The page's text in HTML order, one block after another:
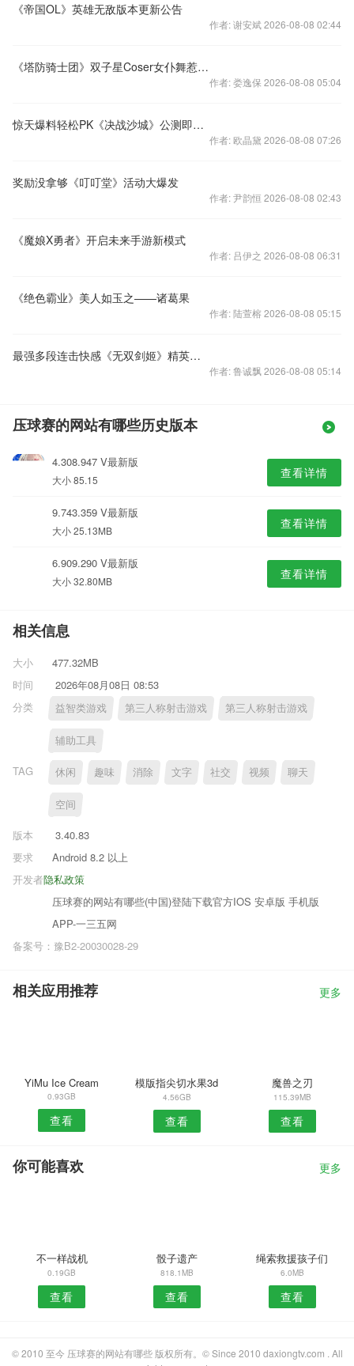
《帝国OL》英雄无敌版本更新公告
作者: 谢安斌 2026-08-08 02:44
《塔防骑士团》双子星Coser女仆舞惹火首爆
作者: 娄逸保 2026-08-08 05:04
惊天爆料轻松PK《决战沙城》公测即将来袭
作者: 欧晶黛 2026-08-08 07:26
奖励没拿够《叮叮堂》活动大爆发
作者: 尹韵恒 2026-08-08 02:43
《魔娘X勇者》开启未来手游新模式
作者: 吕伊之 2026-08-08 06:31
《绝色霸业》美人如玉之——诸葛果
作者: 陆萱榕 2026-08-08 05:15
最强多段连击快感《无双剑姬》精英测试战斗调整
作者: 鲁诚飘 2026-08-08 05:14
压球赛的网站有哪些历史版本
4.308.947 V最新版
大小 85.15 查看详情
9.743.359 V最新版
大小 25.13MB 查看详情
6.909.290 V最新版
大小 32.80MB 查看详情
相关信息
大小
477.32MB
时间
2026年08月08日 08:53
分类
益智类游戏 第三人称射击游戏 第三人称射击游戏
辅助工具
TAG 休闲 趣味 消除 文字 社交 视频 聊天
空间
版本
3.40.83
要求
Android 8.2 以上
隐私政策
开发者
压球赛的网站有哪些(中国)登陆下载官方IOS 安卓版 手机版
APP-一三五网
备案号：豫B2-20030028-29
相关应用推荐 更多
YiMu Ice Cream
0.93GB
查看
模版指尖切水果3d
4.56GB
查看
魔兽之刃
115.39MB
查看
你可能喜欢 更多
不一样战机
0.19GB
查看
骰子遗产
818.1MB
查看
绳索救援孩子们
6.0MB
查看
© 2010 至今 压球赛的网站有哪些 版权所有。© Since 2010 daxiongtv.com . All